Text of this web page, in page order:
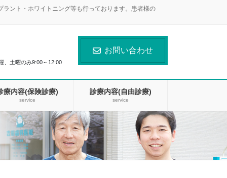
ント・ホワイトニング等も行っております。患者様の
土曜のみ9:00～12:00
お問い合わせ
療内容(保険診療)
service
診療内容(自由診療)
service